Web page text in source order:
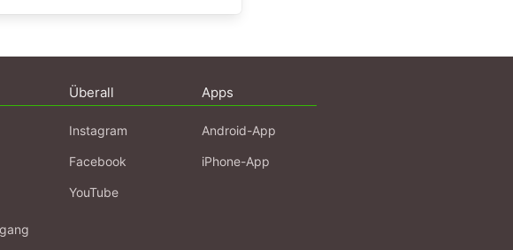
Überall
Instagram
Facebook
YouTube
Apps
Android-App
iPhone-App